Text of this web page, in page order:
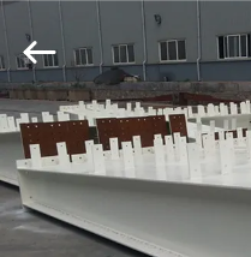
RUMAH
PRODUK
Ltd..
All
Rights
Reserved.